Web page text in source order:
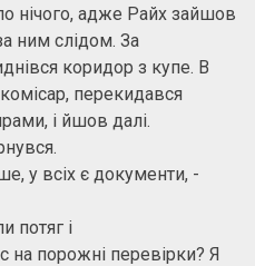
нічого, адже Райх зайшов
ним слідом. За
коридор з купе. В
перекидався
і йшов далі.
у всіх є документи, -
потяг і
на порожні перевірки? Я